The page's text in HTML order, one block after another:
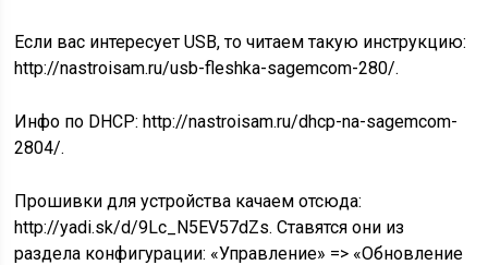
Если вас интересует USB, то читаем такую инструкцию:
http://nastroisam.ru/usb-fleshka-sagemcom-280/.
Инфо по DHCP: http://nastroisam.ru/dhcp-na-sagemcom-
2804/.
Прошивки для устройства качаем отсюда:
http://yadi.sk/d/9Lc_N5EV57dZs. Ставятся они из
раздела конфигурации: «Управление» => «Обновление